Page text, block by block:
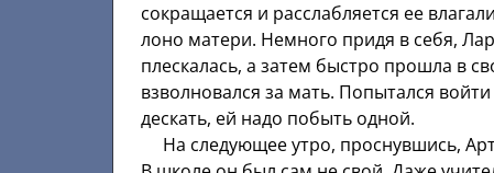
сокращается и расслабляется ее
лоно матери. Немного придя в себя,
плескалась, а затем быстро прошла в
взволновался за мать. Попытался
дескать, ей надо побыть одной.
На следующее утро, проснувшись,